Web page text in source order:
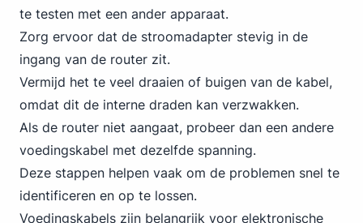
te testen met een ander apparaat.
Zorg ervoor dat de stroomadapter stevig in de
ingang van de router zit.
Vermijd het te veel draaien of buigen van de kabel,
omdat dit de interne draden kan verzwakken.
Als de router niet aangaat, probeer dan een andere
voedingskabel met dezelfde spanning.
Deze stappen helpen vaak om de problemen snel te
identificeren en op te lossen.
Voedingskabels zijn belangrijk voor elektronische